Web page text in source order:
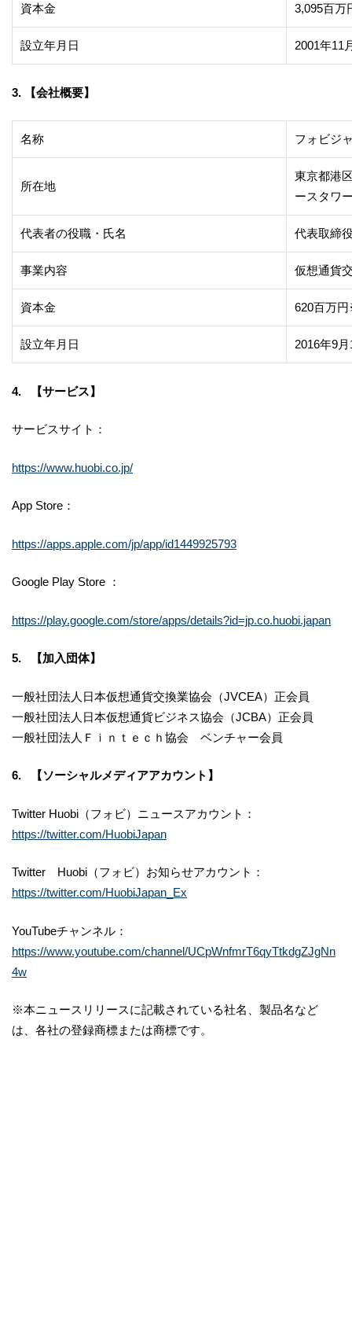
資本金 3,095百万
設立年月日 2001年11
3. 【会社概要】
名称 フォビジ
所在地
東京都港
ースタワ
代表者の役職・氏名 代表取締
事業内容 仮想通貨
資本金 620百万
設立年月日 2016年9
4. 【サービス】
サービスサイト：
https://www.huobi.co.jp/
App Store：
https://apps.apple.com/jp/app/id1449925793
Google Play Store ：
https://play.google.com/store/apps/details?id=jp.co.huobi.japan
5. 【加入団体】
一般社団法人日本仮想通貨交換業協会（JVCEA）正会員
一般社団法人日本仮想通貨ビジネス協会（JCBA）正会員
一般社団法人Ｆｉｎｔｅｃｈ協会 ベンチャー会員
6. 【ソーシャルメディアアカウント】
Twitter Huobi（フォビ）ニュースアカウント：
https://twitter.com/HuobiJapan
Twitter Huobi（フォビ）お知らせアカウント：
https://twitter.com/HuobiJapan_Ex
YouTubeチャンネル：
https://www.youtube.com/channel/UCpWnfmrT6qyTtkdgZJgNn
4w
※本ニュースリリースに記載されている社名、製品名など
は、各社の登録商標または商標です。